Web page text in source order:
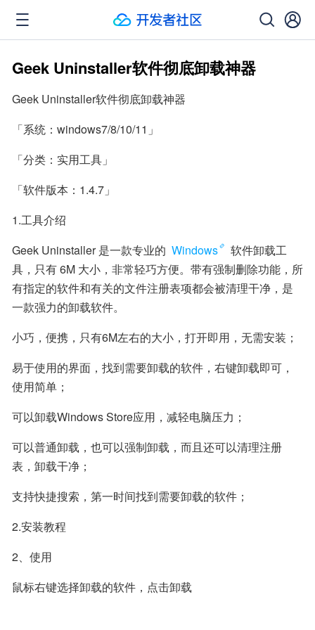
Geek Uninstaller软件彻底卸载神器
Geek Uninstaller软件彻底卸载神器
「系统：windows7/8/10/11」
「分类：实用工具」
「软件版本：1.4.7」
1.工具介绍
Geek Uninstaller 是一款专业的 Windows
软件卸载工
具，只有 6M 大小，非常轻巧方便。带有强制删除功能，所
有指定的软件和有关的文件注册表项都会被清理干净，是
一款强力的卸载软件。
小巧，便携，只有6M左右的大小，打开即用，无需安装；
易于使用的界面，找到需要卸载的软件，右键卸载即可，
使用简单；
可以卸载Windows Store应用，减轻电脑压力；
可以普通卸载，也可以强制卸载，而且还可以清理注册
表，卸载干净；
支持快捷搜索，第一时间找到需要卸载的软件；
2.安装教程
2、使用
鼠标右键选择卸载的软件，点击卸载